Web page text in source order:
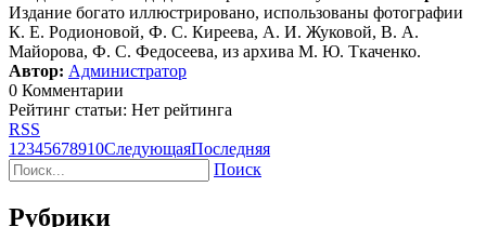
Издание богато иллюстрировано, использованы фотографии
К. Е. Родионовой, Ф. С. Киреева, А. И. Жуковой, В. А.
Майорова, Ф. С. Федосеева, из архива М. Ю. Ткаченко.
Автор: Администратор
0 Комментарии
Рейтинг статьи: Нет рейтинга
RSS
1 2345678910СледующаяПоследняя
Поиск
Рубрики